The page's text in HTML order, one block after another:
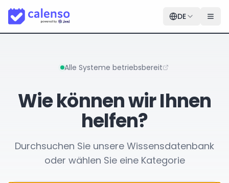
DE
Alle Systeme betriebsbereit
Wie können wir Ihnen
helfen?
Durchsuchen Sie unsere Wissensdatenbank
oder wählen Sie eine Kategorie